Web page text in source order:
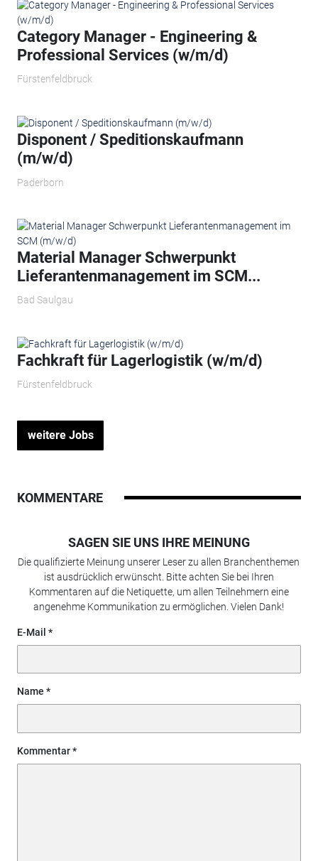
Category Manager - Engineering &
Professional Services (w/m/d)
Fürstenfeldbruck
Disponent / Speditionskaufmann
(m/w/d)
Paderborn
Material Manager Schwerpunkt
Lieferantenmanagement im SCM...
Bad Saulgau
Fachkraft für Lagerlogistik (w/m/d)
Fürstenfeldbruck
weitere Jobs
KOMMENTARE
SAGEN SIE UNS IHRE MEINUNG
Die qualifizierte Meinung unserer Leser zu allen Branchenthemen
ist ausdrücklich erwünscht. Bitte achten Sie bei Ihren
Kommentaren auf die Netiquette, um allen Teilnehmern eine
angenehme Kommunikation zu ermöglichen. Vielen Dank!
E-Mail
Name
Kommentar